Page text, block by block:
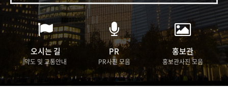
오시는 길
약도 및 교통안내
PR
PR사진 모음
홍보관
홍보관사진 모음